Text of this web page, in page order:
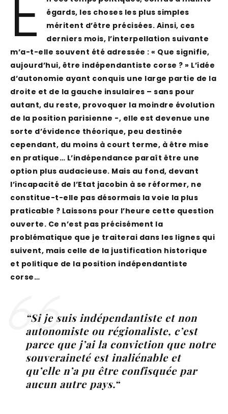
égards, les choses les plus simples
méritent d’être précisées. Ainsi, ces
derniers mois, l’interpellation suivante
m’a-t-elle souvent été adressée : « Que signifie,
aujourd’hui, être indépendantiste corse ? » L’idée
d’autonomie ayant conquis une large partie de la
droite et de la gauche insulaires – sans pour
autant, du reste, provoquer la moindre évolution
de la position parisienne -, elle est devenue une
sorte d’évidence théorique, peu destinée
cependant, du moins à court terme, à être mise
en pratique… L’indépendance paraît être une
option plus audacieuse. Mais au fond, devant
l’incapacité de l’Etat jacobin à se réformer, ne
constitue-t-elle pas désormais la voie la plus
praticable ? Laissons pour l’heure cette question
ouverte. Ce n’est pas précisément la
problématique que je traiterai dans les lignes qui
suivent, mais celle de la justification historique
et politique de la position indépendantiste
corse…
“Si je suis indépendantiste et non
autonomiste ou régionaliste, c’est
parce que j’ai la conviction que notre
souveraineté est inaliénable et
qu’elle n’a pu être confisquée par
aucun autre pays.“